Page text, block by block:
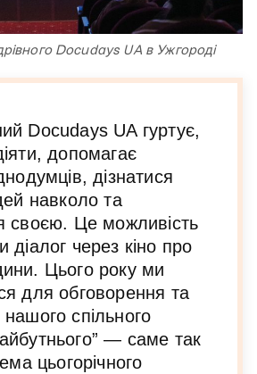
Docudays UA в Ужгороді
Docudays UA гуртує,
допомагає
дізнатися
навколо та
своєю. Це можливість
діалог через кіно про
Цього року ми
для обговорення та
спільного
— саме так
цьогорічного